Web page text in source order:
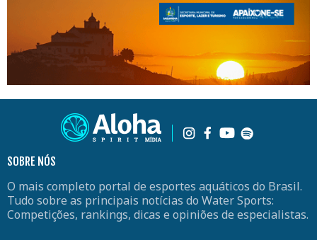
SOBRE NÓS
O mais completo portal de esportes aquáticos do Brasil.
Tudo sobre as principais notícias do Water Sports:
Competições, rankings, dicas e opiniões de especialistas.